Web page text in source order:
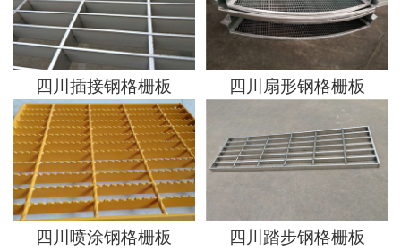
四川插接钢格栅板 四川扇形钢格栅板
四川喷涂钢格栅板 四川踏步钢格栅板